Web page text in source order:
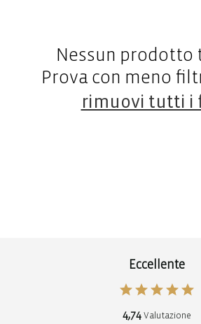
Nessun prodotto
Prova con meno
rimuovi tutti i
Eccellente
4,74 Valutazione